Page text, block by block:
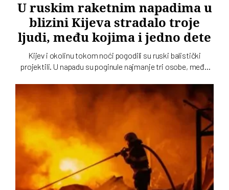
U ruskim raketnim napadima u
blizini Kijeva stradalo troje
ljudi, među kojima i jedno dete
Kijev i okolinu tokom noći pogodili su ruski balistički
projektili. U napadu su poginule najmanje tri osobe, među